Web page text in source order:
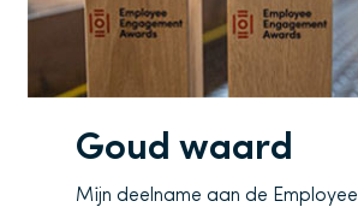
Goud waard
Mijn deelname aan de Employee